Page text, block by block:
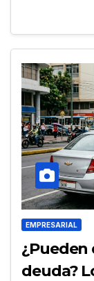
EMPRESARIAL
deuda?